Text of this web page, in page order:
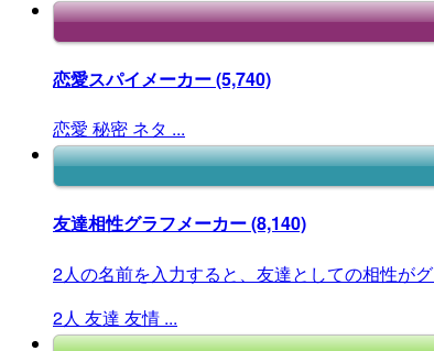
恋愛スパイメーカー(5,740)
恋愛 秘密 ネタ ...
友達相性グラフメーカー(8,140)
2人の名前を入力すると、友達としての相性が
2人 友達 友情 ...